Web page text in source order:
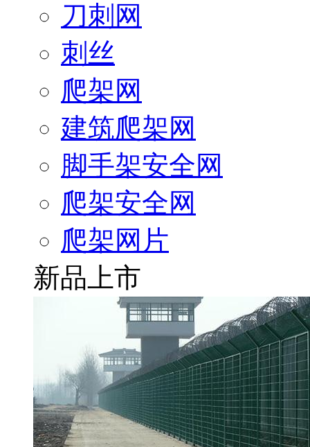
刀刺网
刺丝
爬架网
建筑爬架网
脚手架安全网
爬架安全网
爬架网片
新品上市